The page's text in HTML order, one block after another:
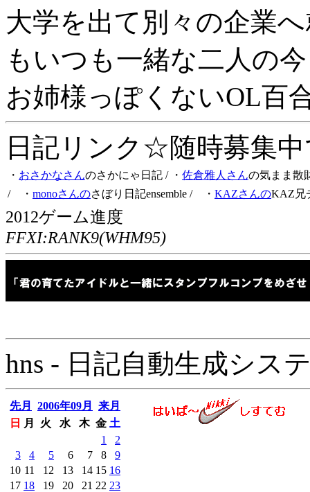
大学を出て別々の企業
もいつも一緒な二人の
お姉様っぽくないOL百
日記リンク☆随時募集
・ おさかなさんのさかにゃ日記 / ・ 佐倉雅人さんの気まま散
/ ・ monoさんのさぼり日記ensemble / ・ KAZさんのKAZ兄
2012ゲーム進度
FFXI:RANK9(WHM95)
hns - 日記自動生成シス
先月 2006年09月
来月
日
月 火 水 木 金 土
1
2
3
4 5 6 7 8
9
10 11 12 13 14 15 16
17 18 19 20 21 22 23